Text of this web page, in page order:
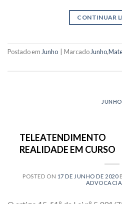
CONTINUAR
Postado emJunho MarcadoJunho,
JUNHO
REALIDADE EM CURSO
POSTED ON 17 DE JUNHO DE 2020